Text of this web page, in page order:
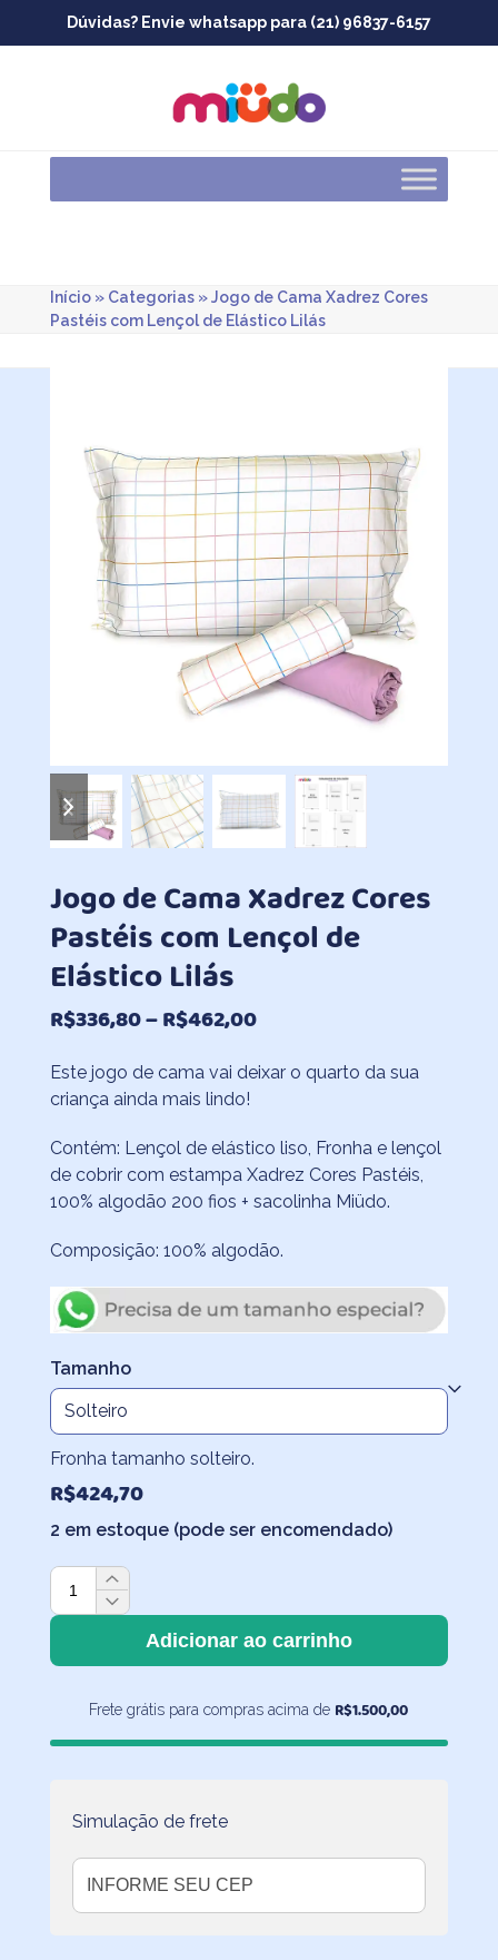
Dúvidas? Envie whatsapp para (21) 96837-6157
Início» Categorias»Jogo de Cama Xadrez Cores
Pastéis com Lençol de Elástico Lilás
previous
slide
next
slide
Jogo de Cama Xadrez Cores
Pastéis com Lençol de
Elástico Lilás
R$336,80–R$462,00Faixa
preço:
através
R$462,00
Este jogo de cama vai deixar o quarto da sua
criança ainda mais lindo!
Contém: Lençol de elástico liso, Fronha e lençol
de cobrir com estampa Xadrez Cores Pastéis,
100% algodão 200 fios + sacolinha Miüdo.
Composição: 100% algodão.
Tamanho
Fronha tamanho solteiro.
R$424,70
2 em estoque (pode ser encomendado)
Jogo
de
Xadrez
Pastéis
com
Elástico
quantidade
Adicionar ao carrinho
Frete grátis para compras acima de R$1.500,00
Simulação de frete